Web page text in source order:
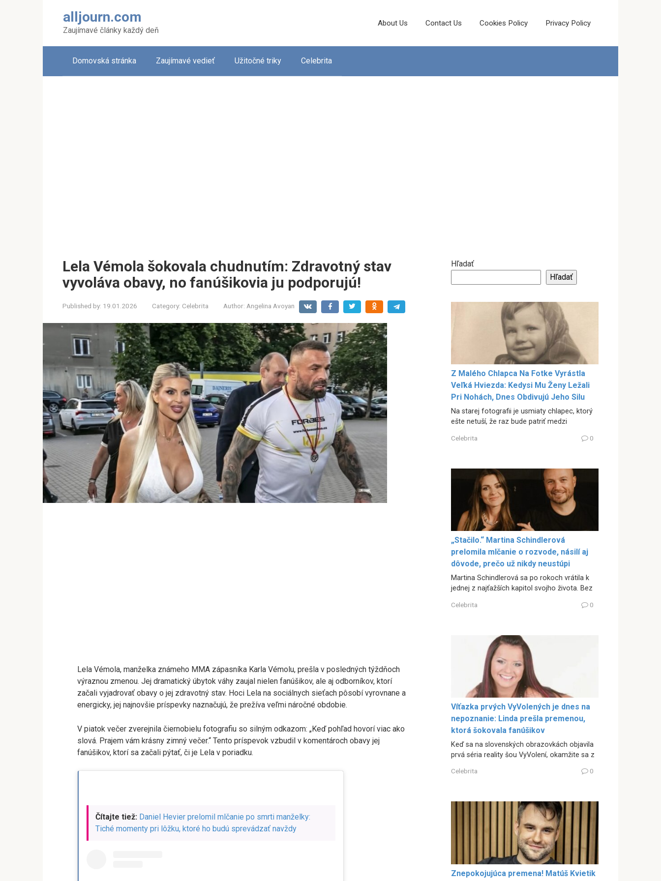
alljourn.com
Zaujímavé články každý deň
About Us Contact Us Cookies Policy Privacy Policy
Domovská stránka Zaujímavé vedieť Užitočné triky Celebrita
Lela Vémola šokovala chudnutím: Zdravotný stav
vyvoláva obavy, no fanúšikovia ju podporujú!
Published by: 19.01.2026 Category: Celebrita Author: Angelina Avoyan
Lela Vémola, manželka známeho MMA zápasníka Karla Vémolu, prešla v posledných týždňoch
výraznou zmenou. Jej dramatický úbytok váhy zaujal nielen fanúšikov, ale aj odborníkov, ktorí
začali vyjadrovať obavy o jej zdravotný stav. Hoci Lela na sociálnych sieťach pôsobí vyrovnane a
energicky, jej najnovšie príspevky naznačujú, že prežíva veľmi náročné obdobie.
V piatok večer zverejnila čiernobielu fotografiu so silným odkazom: „Keď pohľad hovorí viac ako
slová. Prajem vám krásny zimný večer.“ Tento príspevok vzbudil v komentároch obavy jej
fanúšikov, ktorí sa začali pýtať, či je Lela v poriadku.
Čítajte tiež: Daniel Hevier prelomil mlčanie po smrti manželky:
Tiché momenty pri lôžku, ktoré ho budú sprevádzať navždy
Hľadať
Hľadať
Z Malého Chlapca Na Fotke Vyrástla
Veľká Hviezda: Kedysi Mu Ženy Ležali
Pri Nohách, Dnes Obdivujú Jeho Silu
Na starej fotografii je usmiaty chlapec, ktorý
ešte netuší, že raz bude patriť medzi
Celebrita 0
„Stačilo.“ Martina Schindlerová
prelomila mlčanie o rozvode, násilí aj
dôvode, prečo už nikdy neustúpi
Martina Schindlerová sa po rokoch vrátila k
jednej z najťažších kapitol svojho života. Bez
Celebrita 0
Víťazka prvých VyVolených je dnes na
nepoznanie: Linda prešla premenou,
ktorá šokovala fanúšikov
Keď sa na slovenských obrazovkách objavila
prvá séria reality šou VyVolení, okamžite sa z
Celebrita 0
Znepokojujúca premena! Matúš Kvietik